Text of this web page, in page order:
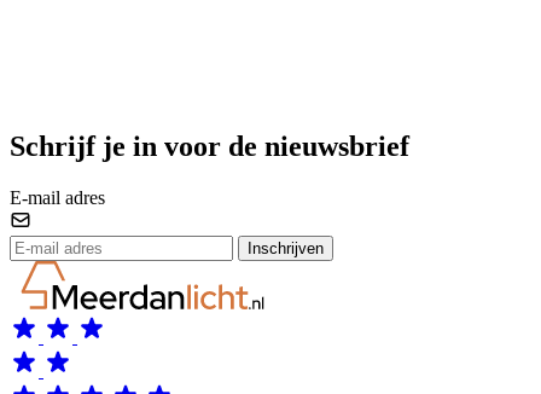
Schrijf je in voor de nieuwsbrief
E-mail adres
Inschrijven